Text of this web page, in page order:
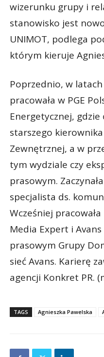
wizerunku grupy i
stanowisko jest
UNIMOT, podlega
którym kieruje
Poprzednio, w
pracowała w PGE
Energetycznej,
starszego
Zewnętrznej, a w
tym wydziale czy
prasowym.
specjalista ds.
Wcześniej
Media Expert i
prasowym Grupy
sieć Avans. Karierę
agencji Konkret PR.
TAGS Agnieszka Pawelska